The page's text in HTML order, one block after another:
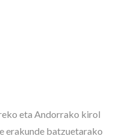
eta Andorrako kirol
erakunde batzuetarako